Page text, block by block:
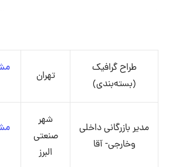
طراح گرافیک
(بسته‌بندی)
تهران
مدیر بازرگانی داخلی
وخارجی- آقا
شهر
صنعتی
البرز